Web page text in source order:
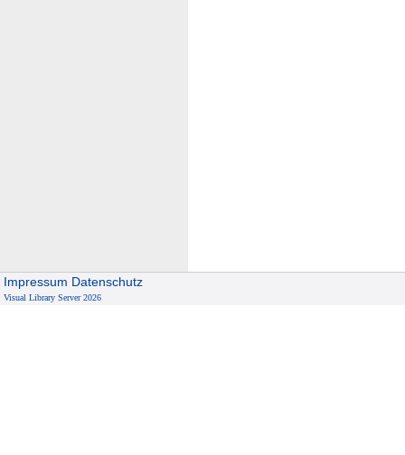
Impressum Datenschutz
Visual Library Server 2026